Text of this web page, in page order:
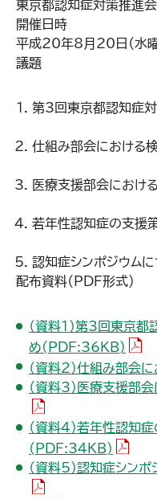
東京都認知症対策推進会
開催日時
平成20年8月20日（水
議題
第3回東京都認知症
仕組み部会における
医療支援部会におけ
若年性認知症の支援
認知症シンポジウムに
配布資料（PDF形式）
（資料1）第3回東京
め(PDF:36KB) （
（資料2）仕組み部
（資料3）医療支援
（資料4）若年性認知
(PDF:34KB) （PDF
（資料5）認知症シン